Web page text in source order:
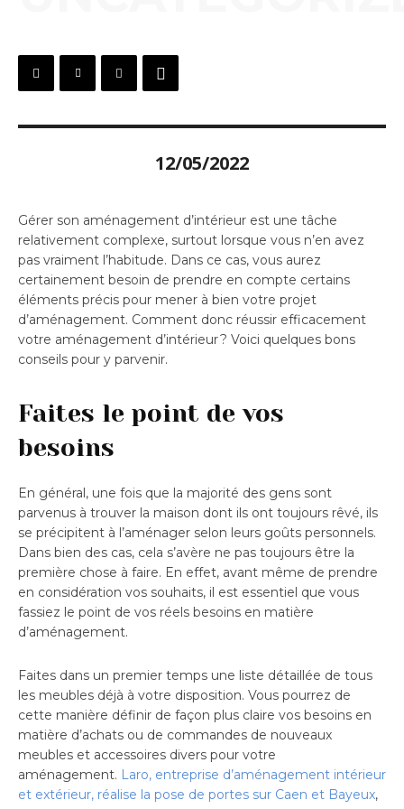
12/05/2022
Gérer son aménagement d’intérieur est une tâche
relativement complexe, surtout lorsque vous n’en avez
pas vraiment l’habitude. Dans ce cas, vous aurez
certainement besoin de prendre en compte certains
éléments précis pour mener à bien votre projet
d’aménagement. Comment donc réussir efficacement
votre aménagement d’intérieur ? Voici quelques bons
conseils pour y parvenir.
Faites le point de vos
besoins
En général, une fois que la majorité des gens sont
parvenus à trouver la maison dont ils ont toujours rêvé, ils
se précipitent à l’aménager selon leurs goûts personnels.
Dans bien des cas, cela s’avère ne pas toujours être la
première chose à faire. En effet, avant même de prendre
en considération vos souhaits, il est essentiel que vous
fassiez le point de vos réels besoins en matière
d’aménagement.
Faites dans un premier temps une liste détaillée de tous
les meubles déjà à votre disposition. Vous pourrez de
cette manière définir de façon plus claire vos besoins en
matière d’achats ou de commandes de nouveaux
meubles et accessoires divers pour votre
aménagement. Laro, entreprise d’aménagement intérieur
et extérieur, réalise la pose de portes sur Caen et Bayeux,